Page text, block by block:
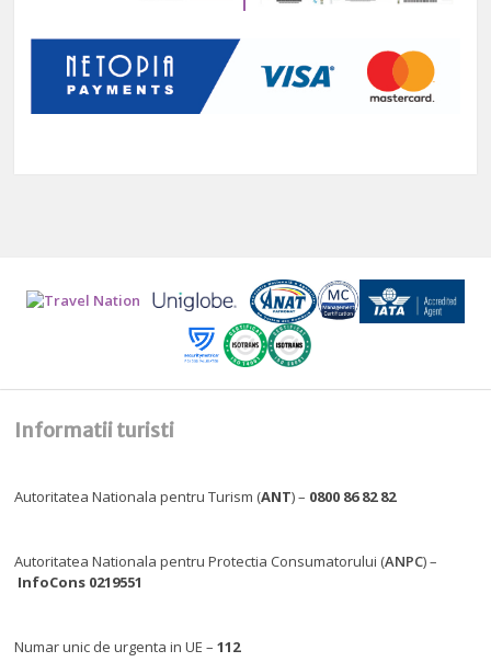
Informatii turisti
Autoritatea Nationala pentru Turism (ANT) – 0800 86 82 82
Autoritatea Nationala pentru Protectia Consumatorului (ANPC) –
InfoCons 0219551
Numar unic de urgenta in UE –112